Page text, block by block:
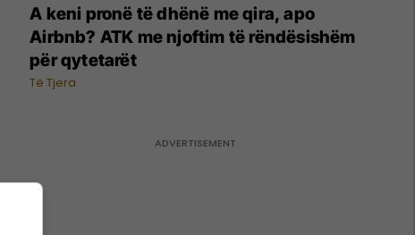
A keni pronë të dhënë me qira, apo
Airbnb? ATK me njoftim të rëndësishëm
për qytetarët
Të Tjera